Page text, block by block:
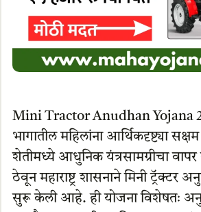
Mini Tractor Anudhan Yojana
भागातील महिलांना आर्थिकदृष्ट्या
शेतीमध्ये आधुनिक यंत्रसामग्रीचा वापर
ठेवून महाराष्ट्र शासनाने मिनी ट्रॅक्टर
सुरू केली आहे. ही योजना विशेषतः